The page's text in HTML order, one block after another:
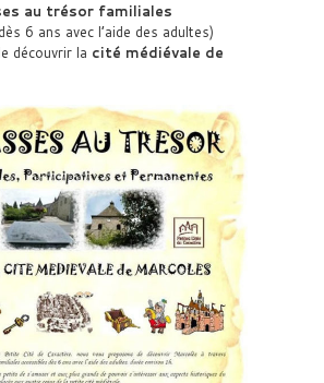
au trésor familiales
6 ans avec l’aide des adultes)
découvrir la cité médiévale de